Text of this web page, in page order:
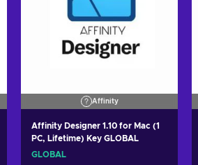
Affinity
Affinity Designer 1.10 for Mac (1
PC, Lifetime) Key GLOBAL
GLOBAL